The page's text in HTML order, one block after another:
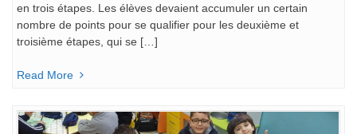
en trois étapes. Les élèves devaient accumuler un certain
nombre de points pour se qualifier pour les deuxième et
troisième étapes, qui se […]
Read More